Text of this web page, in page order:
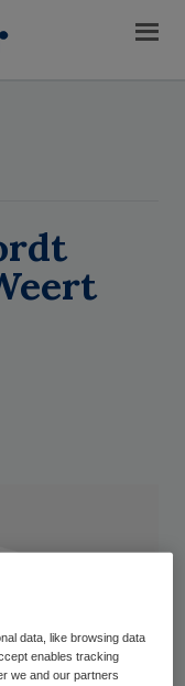
data, like browsing data
enables tracking
we and our partners